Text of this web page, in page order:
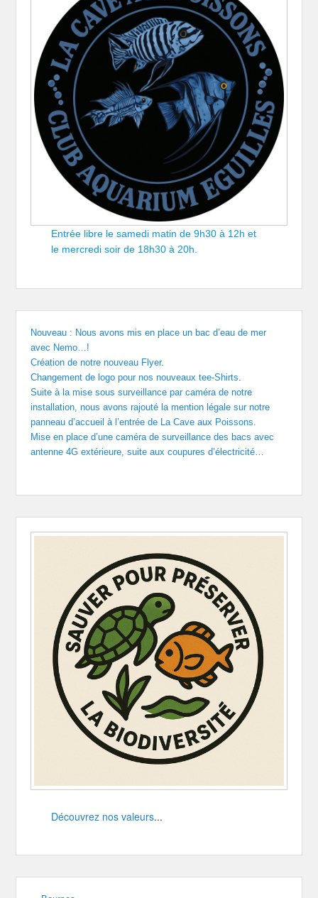
Entrée libre le samedi matin de 9h30 à 12h et
le mercredi soir de 18h30 à 20h.
Nouveau : Nous avons mis en place un bac d’eau de mer
avec Nemo…!
Création de notre nouveau Flyer.
Changement de logo pour nos nouveaux tee-Shirts.
Suite à la mise sous surveillance par caméra de notre
installation, nous avons rajouté la mention légale sur notre
panneau d’accueil à l’entrée de La Cave aux Poissons.
Mise en place d’une caméra de surveillance des bacs avec
antenne 4G extérieure, suite aux coupures d’électricité…
Découvrez nos valeurs...